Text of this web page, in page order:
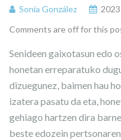
Sonia González
Comments are off for this
Senideen gaixotasun edo
honetan erreparatuko
dizuegunez, baimen hau
izatera pasatu da eta,
gehiago hartzen dira
beste edozein